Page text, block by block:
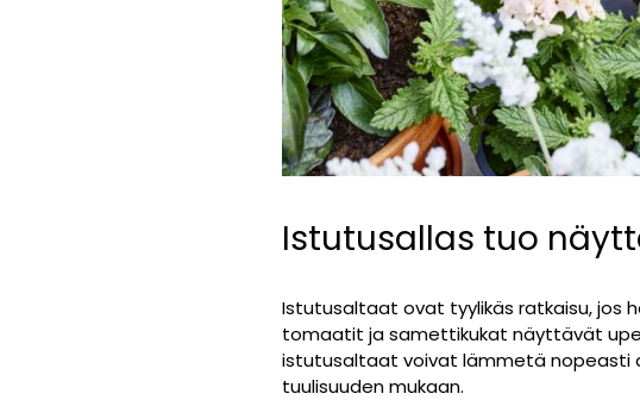
Istutusallas tuo
Istutusaltaat ovat tyylikäs ratkaisu, jos
tomaatit ja samettikukat näyttävät
istutusaltaat voivat lämmetä nopeasti
tuulisuuden mukaan.